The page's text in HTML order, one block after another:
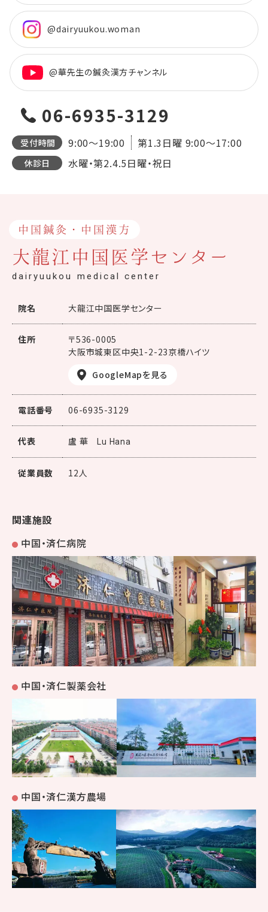
@dairyuukou.woman
@華先生の鍼灸漢方チャンネル
06-6935-3129
受付時間 9:00～19:00 第1.3日曜 9:00～17:00
休診日 水曜・第2.4.5日曜・祝日
中国鍼灸・中国漢方
大龍江中国医学センター
dairyuukou medical center
院名 大龍江中国医学センター
住所
〒536-0005
大阪市城東区中央1-2-23京橋ハイツ
GoogleMapを見る
電話番号 06-6935-3129
代表 盧 華 Lu Hana
従業員数 12人
関連施設
中国・済仁病院
中国・済仁製薬会社
中国・済仁漢方農場